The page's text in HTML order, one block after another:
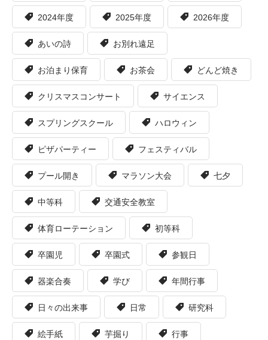
2024年度 2025年度 2026年度
あいの詩 お別れ遠足
お泊まり保育 お茶会 どんど焼き
クリスマスコンサート サイエンス
スプリングスクール ハロウィン
ピザパーティー フェスティバル
プール開き マラソン大会 七夕
中等科 交通安全教室
体育ローテーション 初等科
卒園児 卒園式 参観日
器楽合奏 学び 年間行事
日々の出来事 日常 研究科
絵手紙 芋掘り 行事